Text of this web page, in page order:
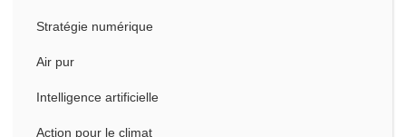
Stratégie numérique
Air pur
Intelligence artificielle
Action pour le climat